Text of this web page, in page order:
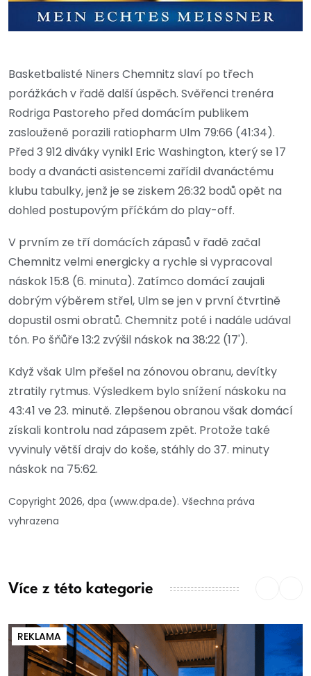
Basketbalisté Niners Chemnitz slaví po třech
porážkách v řadě další úspěch. Svěřenci trenéra
Rodriga Pastoreho před domácím publikem
zaslouženě porazili ratiopharm Ulm 79:66 (41:34).
Před 3 912 diváky vynikl Eric Washington, který se 17
body a dvanácti asistencemi zařídil dvanáctému
klubu tabulky, jenž je se ziskem 26:32 bodů opět na
dohled postupovým příčkám do play-off.
V prvním ze tří domácích zápasů v řadě začal
Chemnitz velmi energicky a rychle si vypracoval
náskok 15:8 (6. minuta). Zatímco domácí zaujali
dobrým výběrem střel, Ulm se jen v první čtvrtině
dopustil osmi obratů. Chemnitz poté i nadále udával
tón. Po šňůře 13:2 zvýšil náskok na 38:22 (17').
Když však Ulm přešel na zónovou obranu, devítky
ztratily rytmus. Výsledkem bylo snížení náskoku na
43:41 ve 23. minutě. Zlepšenou obranou však domácí
získali kontrolu nad zápasem zpět. Protože také
vyvinuly větší drajv do koše, stáhly do 37. minuty
náskok na 75:62.
Copyright 2026, dpa (www.dpa.de). Všechna práva
vyhrazena
Více z této kategorie
REKLAMA